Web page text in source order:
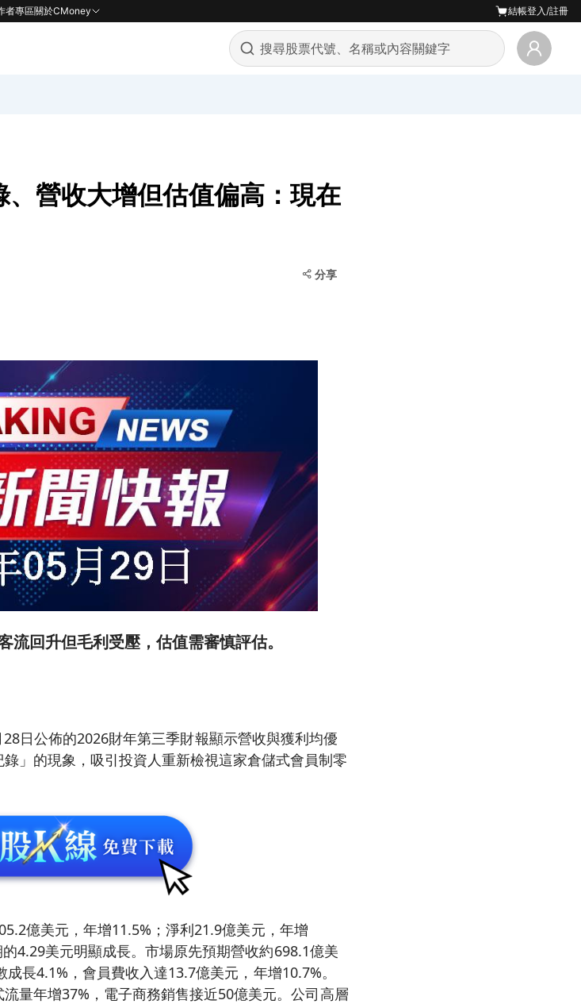
者專區關於CMoney 結帳登入/註冊
營收大增但估值偏高：現在
分享
回升但毛利受壓，估值需審慎評估。
日公佈的2026財年第三季財報顯示營收與獲利均優
」的現象，吸引投資人重新檢視這家倉儲式會員制零
億美元，年增11.5%；淨利21.9億美元，年增
4.29美元明顯成長。市場原先預期營收約698.1億美
長4.1%，會員費收入達13.7億美元，年增10.7%。
量年增37%，電子商務銷售接近50億美元。公司高層